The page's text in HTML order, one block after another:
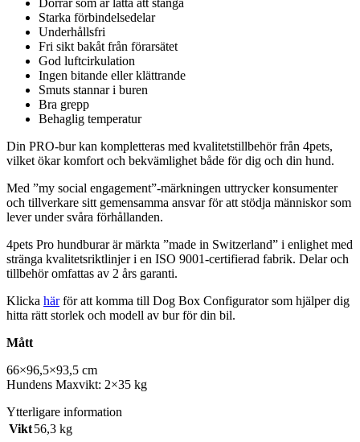
Dörrar som är lätta att stänga
Starka förbindelsedelar
Underhållsfri
Fri sikt bakåt från förarsätet
God luftcirkulation
Ingen bitande eller klättrande
Smuts stannar i buren
Bra grepp
Behaglig temperatur
Din PRO-bur kan kompletteras med kvalitetstillbehör från 4pets,
vilket ökar komfort och bekvämlighet både för dig och din hund.
Med ”my social engagement”-märkningen uttrycker konsumenter
och tillverkare sitt gemensamma ansvar för att stödja människor som
lever under svåra förhållanden.
4pets Pro hundburar är märkta ”made in Switzerland” i enlighet med
stränga kvalitetsriktlinjer i en ISO 9001-certifierad fabrik. Delar och
tillbehör omfattas av 2 års garanti.
Klicka härför att komma till Dog Box Configurator som hjälper dig
hitta rätt storlek och modell av bur för din bil.
Mått
66×96,5×93,5 cm
Hundens Maxvikt: 2×35 kg
Ytterligare information
Vikt56,3 kg